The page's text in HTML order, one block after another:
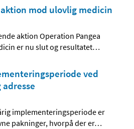
mod ulovlig medicin
aktion Operation Pangea
er nu slut og resultatet…
ved
implementeringsperiode er
pakninger, hvorpå der er…